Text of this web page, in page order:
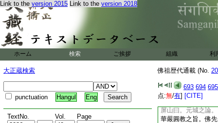
Link to the version 2015 Link to the version 2018
ホーム 検索 ご挨拶 組織 利
大正蔵検索
punctuation Hangul Eng
TextNo. Vol. Page
佛祖歴代通載 (No.
693 694 695
点:無/有] [CITE]
死。非同非異。人
之人。有心即有。
易吾言矣
元城曰。孔子
但孔子以三綱五常
説微開其端。令人
也。假若天下無三
無 12
噍類矣。豈
一。門庭施設不同
縣大亂。禮佛誦經
屏山曰。元城之論
華嚴圓教之旨。佛